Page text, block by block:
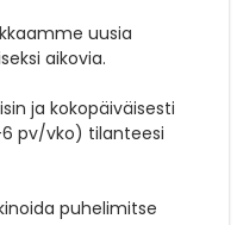
uusia
aikovia.
ja kokopäiväisesti
pv/vko) tilanteesi
puhelimitse